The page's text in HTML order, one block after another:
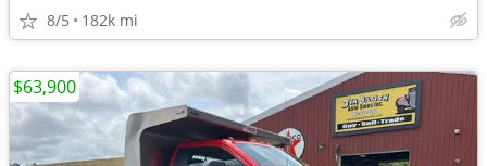
8/5 182k mi
$63,900